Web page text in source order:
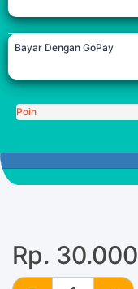
Bayar Dengan GoPay
Poin
Rp. 30.000